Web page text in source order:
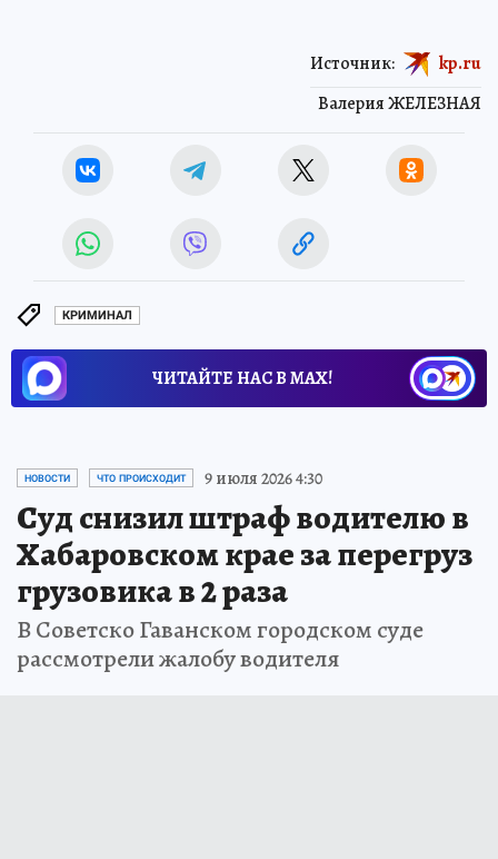
Валерия ЖЕЛЕЗНАЯ
Источник: kp.ru
КРИМИНАЛ
ЧИТАЙТЕ НАС В МАХ!
НОВОСТИ ЧТО ПРОИСХОДИТ 9 июля 2026 4:30
Суд снизил штраф водителю в
Хабаровском крае за перегруз
грузовика в 2 раза
В Советско Гаванском городском суде
рассмотрели жалобу водителя